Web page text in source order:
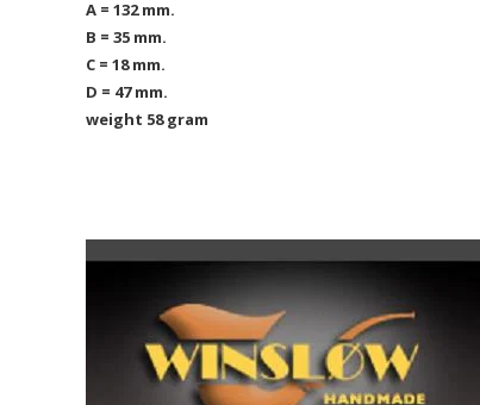
A = 132 mm.
B = 35 mm.
C = 18 mm.
D = 47 mm.
weight 58 gram